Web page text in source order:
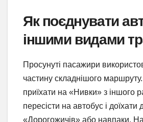
Як поєднувати
іншими видами
Просунуті пасажири
частину складнішого
приїхати на «Нивки» з іншого
пересісти на автобус і доїхати
«Дорогожичів» або навпаки.